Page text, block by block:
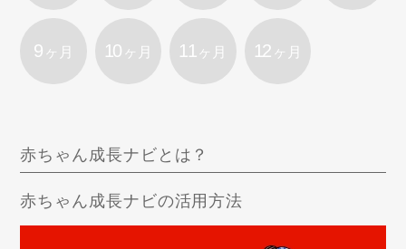
9 ヶ月 10 ヶ月 11 ヶ月 12 ヶ月
赤ちゃん成長ナビとは？
赤ちゃん成長ナビの活用方法